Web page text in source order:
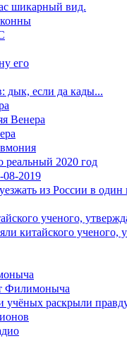
шикарный вид.
его
дык, если да кады...
Венера
реальный 2020 год
2019
из России в один
ученого,
китайского ученого,
Филимоныча
учёных раскрыли